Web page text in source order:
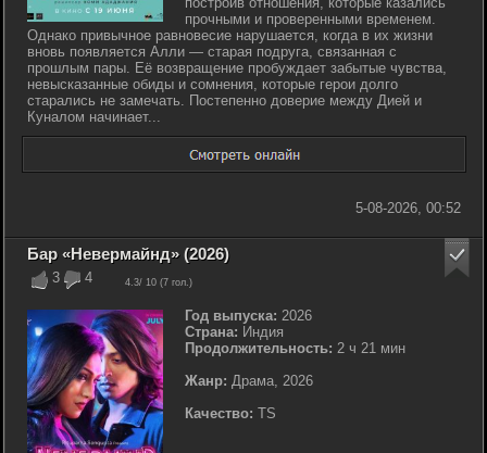
прочными и проверенными временем.
Однако привычное равновесие нарушается, когда в их жизни
вновь появляется Алли — старая подруга, связанная с
прошлым пары. Её возвращение пробуждает забытые чувства,
невысказанные обиды и сомнения, которые герои долго
старались не замечать. Постепенно доверие между Дией и
Куналом начинает...
5-08-2026, 00:52
3 4 4.3/ 10 (7 гол.)
Бар «Невермайнд» (2026)
Год выпуска: 2026
Страна: Индия
Продолжительность: 2 ч 21 мин
Жанр: Драма, 2026
Качество: TS